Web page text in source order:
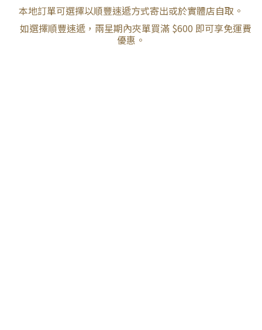
本地訂單可選擇以順豐速遞方式寄出或於實體店自取。
如選擇順豐速遞，兩星期內夾單買滿 $600 即可享免運費
優惠。